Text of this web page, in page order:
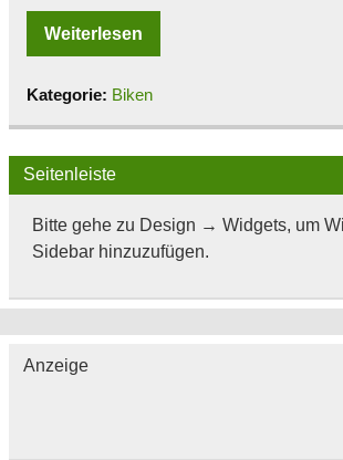
Weiterlesen
Kategorie: Biken
Seitenleiste
Bitte gehe zu Design → Widgets, um
Sidebar hinzuzufügen.
Anzeige